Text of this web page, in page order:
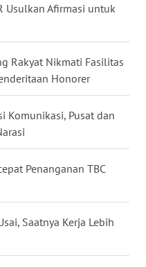
Usulkan Afirmasi untuk
Rakyat Nikmati Fasilitas
Honorer
Komunikasi, Pusat dan
Penanganan TBC
Saatnya Kerja Lebih